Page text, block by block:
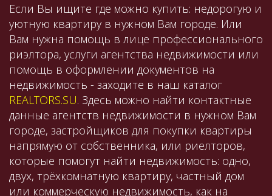
Если Вы ищите где можно купить: недорогую и
уютную квартиру в нужном Вам городе. Или
Вам нужна помощь в лице профессионального
риэлтора, услуги агентства недвижимости или
помощь в оформлении документов на
недвижимость - заходите в наш каталог
REALTORS.SU. Здесь можно найти контактные
данные агентств недвижимости в нужном Вам
городе, застройщиков для покупки квартиры
напрямую от собственника, или риелторов,
которые помогут найти недвижимость: одно,
двух, трёхкомнатную квартиру, частный дом
или коммерческую недвижимость, как на